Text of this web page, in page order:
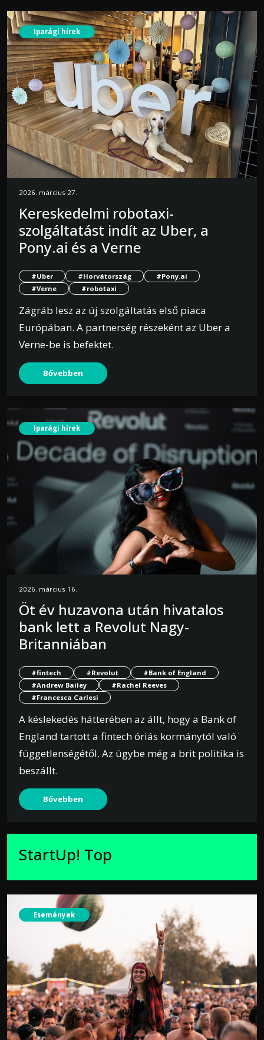
Iparági hírek
2026. március 27.
Kereskedelmi robotaxi-
szolgáltatást indít az Uber, a
Pony.ai és a Verne
#Uber #Horvátország
#Pony.ai
#Verne
#robotaxi
Zágráb lesz az új szolgáltatás első piaca
Európában. A partnerség részeként az Uber a
Verne-be is befektet.
Bővebben
Iparági hírek
2026. március 16.
Öt év huzavona után hivatalos
bank lett a Revolut Nagy-
Britanniában
#fintech #Revolut
#Bank of England
#Andrew Bailey
#Rachel Reeves
#Francesca Carlesi
A késlekedés hátterében az állt, hogy a Bank of
England tartott a fintech óriás kormánytól való
függetlenségétől. Az ügybe még a brit politika is
beszállt.
Bővebben
StartUp! Top
Események